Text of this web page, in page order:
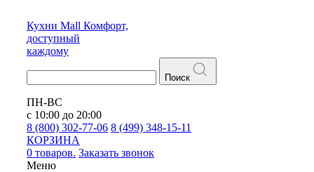
Кухни Mall Комфорт,
доступный
каждому
Поиск
ПН-ВС
с 10:00 до 20:00
8 (800) 302-77-06 8 (499) 348-15-11
КОРЗИНА
0 товаров. Заказать звонок
Меню